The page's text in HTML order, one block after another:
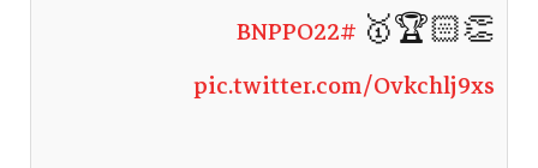
👏🏻🏆🥇
#BNPPO22
pic.twitter.com/Ovkchlj9xs